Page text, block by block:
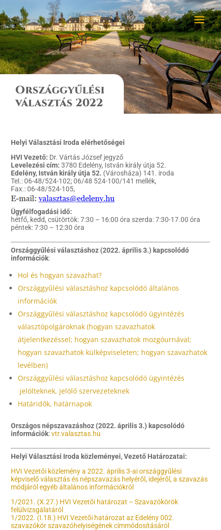
Országgyűlési
választás 2022
Helyi Választási Iroda elérhetőségei
HVI Vezető: Dr. Vártás József jegyző
Levelezési cím: 3780 Edelény, István király útja 52.
Edelény, István király útja 52. (Városháza) 141. iroda
Tel.: 06-48/524-102; 06/48 524-100/141 mellék,
Fax.: 06-48/524-105,
Ügyfélfogadási idő:
hétfő, kedd, csütörtök: 7:30 – 16:00 óra szerda: 7:30-17.00 óra
péntek: 7:30 – 12:30 óra
Országgyűlési választáshoz (2022. április 3.) kapcsolódó
információk:
Hol és hogyan szavazhat?
Országgyűlési választáshoz kapcsolódó általános
információk
Országgyűlési választáshoz kapcsolódó ügyintézés
választópolgároknak (hogyan szavazhatok
átjelentkezéssel; hogyan szavazhatok mozgóurnával;
hogyan szavazhatok külképviseleten; hogyan szavazhatok
levélben)
Országgyűlési választáshoz kapcsolódó ügyintézés
jelölteknek, jelölő szervezeteknek
Határidők, határnapok
Országos népszavazáshoz (2022. április 3.) kapcsolódó
információk:vtr.valasztas.hu
Helyi Választási Iroda közleményei, Vezető Határozatai:
HVI Vezetői közlemény a 2022. április 3-ai országgyűlési
képviselő választás és népszavazás helyéről, idejéről, a szavazás
módjáról egyéb általános információkról
1/2021. (X.27.) HVI Vezetői határozat – Szavazókörök
felülvizsgálatáról
1/2022. (I.18.) HVI Vezetői határozat az Edelény 002.
szavazókör szavazóhelyiségének címmódosításáról